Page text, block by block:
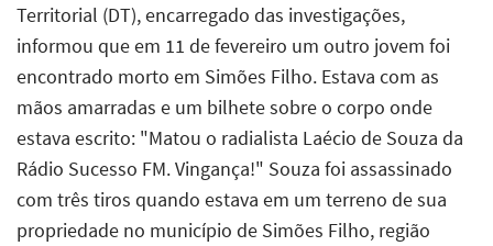
Territorial (DT), encarregado das investigações,
informou que em 11 de fevereiro um outro jovem foi
encontrado morto em Simões Filho. Estava com as
mãos amarradas e um bilhete sobre o corpo onde
estava escrito: "Matou o radialista Laécio de Souza da
Rádio Sucesso FM. Vingança!" Souza foi assassinado
com três tiros quando estava em um terreno de sua
propriedade no município de Simões Filho, região